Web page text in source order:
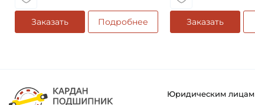
Заказать Подробнее Заказать
Юридическим лицам